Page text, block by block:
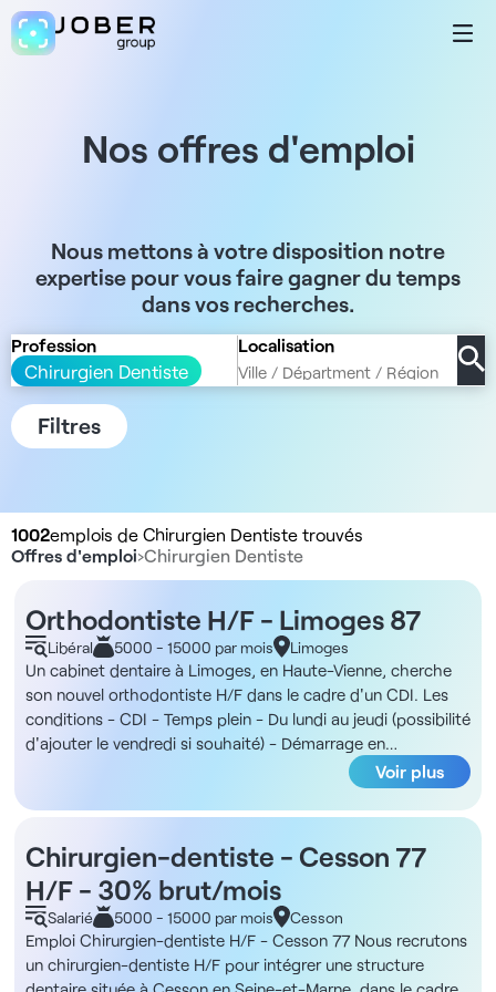
Nos offres d'emploi
Nous mettons à votre disposition notre
expertise pour vous faire gagner du temps
dans vos recherches.
Profession
Chirurgien Dentiste
Localisation
Filtres
1002emplois de Chirurgien Dentiste trouvés
Offres d'emploi›Chirurgien Dentiste
Orthodontiste H/F - Limoges 87
Libéral 5000 - 15000 par mois Limoges
Un cabinet dentaire à Limoges, en Haute-Vienne, cherche
son nouvel orthodontiste H/F dans le cadre d'un CDI. Les
conditions - CDI - Temps plein - Du lundi au jeudi (possibilité
d'ajouter le vendredi si souhaité) - Démarrage en
collaboration salariée puis évolution vers une association
minoritaire La structure Vous rejoindrez un cabinet dentaire
implanté à Limoges avec un accès facilité grâce à un
composée du praticien, d'une assistante dentaire, d'une
infirmière, d'une secrétaire et d'une coordinatrice médecin
et l'activité présente une liste d'attente conséquente
assurant un flux de patients stable et régulier. De plus, la
structure dispose de quatre fauteuils et d'un bloc
opératoire (et prévoit également une extension importante
Voir plus
Chirurgien-dentiste - Cesson 77
H/F - 30% brut/mois
Salarié 5000 - 15000 par mois Cesson
Emploi Chirurgien-dentiste H/F - Cesson 77 Nous recrutons
un chirurgien-dentiste H/F pour intégrer une structure